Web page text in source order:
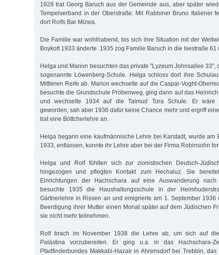
1928 trat Georg Baruch aus der Gemeinde aus, aber später
Tempelverband in der Oberstraße. Mit Rabbiner Bruno Italiener
dort Rolfs Bar Mizwa.
Die Familie war wohlhabend, bis sich ihre Situation mit der
Boykott 1933 änderte. 1935 zog Familie Baruch in die Isestraße 61
Helga und Marion besuchten das private "Lyzeum Johnsallee 33",
sogenannte Löwenberg-Schule. Helga schloss dort ihre
Mittleren Reife ab. Marion wechselte auf die Caspar-Voght-
besuchte die Grundschule Pröbenweg, ging dann auf das
und wechselte 1934 auf die Talmud Tora Schule. Er wäre
geworden, sah aber 1936 dafür keine Chance mehr und ergriff
trat eine Böttcherlehre an.
Helga begann eine kaufmännische Lehre bei Karstadt, wurde am
1933, entlassen, konnte ihr Lehre aber bei der Firma Robinsohn
Helga und Rolf fühlten sich zur zionistischen Deutsch-
hingezogen und pflegten Kontakt zum Hechaluz. Sie
Einrichtungen der Hachschara auf eine Auswanderung
besuchte 1935 die Haushaltungsschule in der
Gärtnerlehre in Rissen an und emigrierte am 1. September 1936
Beerdigung ihrer Mutter einen Monat später auf dem Jüdischen
sie nicht mehr teilnehmen.
Rolf brach im November 1938 die Lehre ab, um sich auf
Palästina vorzubereiten. Er ging u.a. in das Hachschara-
Pfadfinderbundes Makkabi-Hazair in Ahrensdorf bei Trebbin,